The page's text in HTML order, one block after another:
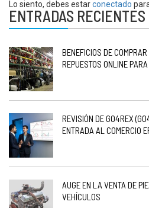
Lo siento, debes estarconectado
ENTRADAS RECIENTES
BENEFICIOS DE
REPUESTOS ONLINE
REVISIÓN DE GO4REX
ENTRADA AL COMERCIO
AUGE EN LA VENTA DE
VEHÍCULOS